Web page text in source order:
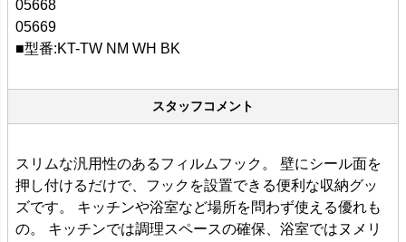
05668
05669
■型番:KT-TW NM WH BK
スタッフコメント
スリムな汎用性のあるフィルムフック。 壁にシール面を
押し付けるだけで、フックを設置できる便利な収納グッ
ズです。 キッチンや浴室など場所を問わず使える優れも
の。 キッチンでは調理スペースの確保、浴室ではヌメリ